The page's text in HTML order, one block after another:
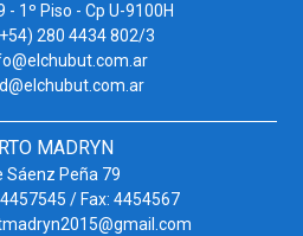
- 1º Piso - Cp U-9100H
280 4434 802/3
MADRYN
Sáenz Peña 79
/ Fax: 4454567